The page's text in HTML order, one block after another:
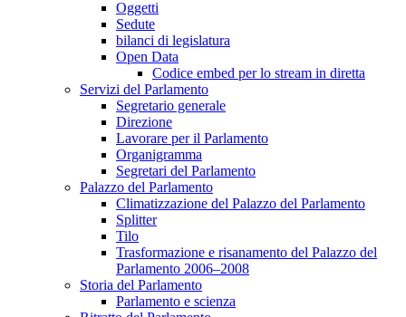
Oggetti
Sedute
bilanci di legislatura
Open Data
Codice embed per lo stream in diretta
Servizi del Parlamento
Segretario generale
Direzione
Lavorare per il Parlamento
Organigramma
Segretari del Parlamento
Palazzo del Parlamento
Climatizzazione del Palazzo del Parlamento
Splitter
Tilo
Trasformazione e risanamento del Palazzo del
Parlamento 2006–2008
Storia del Parlamento
Parlamento e scienza